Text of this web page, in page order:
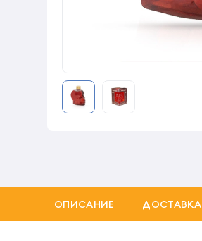
ОПИСАНИЕ ДОСТАВКА